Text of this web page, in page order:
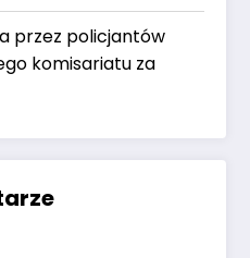
przez policjantów
komisariatu za